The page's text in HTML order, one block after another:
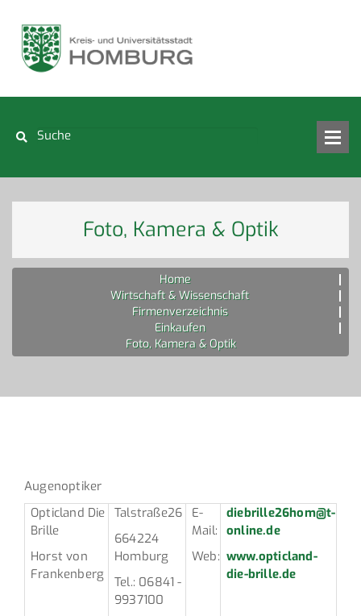
Foto, Kamera & Optik
Home
Wirtschaft & Wissenschaft
Firmenverzeichnis
Einkaufen
Foto, Kamera & Optik
Augenoptiker
Opticland Die
Brille
Horst von
Frankenberg
Talstraße26
664224
Homburg
Tel.: 06841 -
9937100
E-
Mail:
Web:
diebrille26hom@t-
online.de
www.opticland-
die-brille.de